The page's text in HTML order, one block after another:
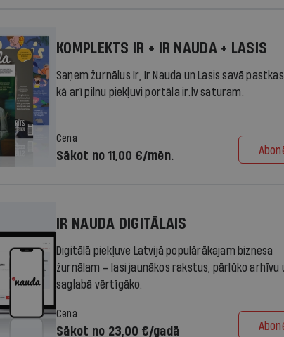
KOMPLEKTS IR + IR NAUDA + LASIS
Saņem žurnālus Ir, Ir Nauda un Lasis savā
kā arī pilnu piekļuvi portāla ir.lv saturam.
Cena
Sākot no 11,00 €/mēn.
IR NAUDA DIGITĀLAIS
Digitālā piekļuve Latvijā populārākajam biznesa
žurnālam – lasi jaunākos rakstus, pārlūko arhīvu
saglabā vērtīgāko.
Cena
Sākot no 23,00 €/gadā